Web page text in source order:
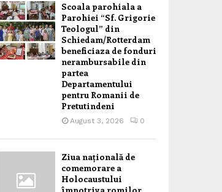
Scoala parohiala a
Parohiei “Sf. Grigorie
Teologul” din
Schiedam/Rotterdam
beneficiaza de fonduri
nerambursabile din
partea
Departamentului
pentru Romanii de
Pretutindeni
August 3, 2026 0
Ziua națională de
comemorare a
Holocaustului